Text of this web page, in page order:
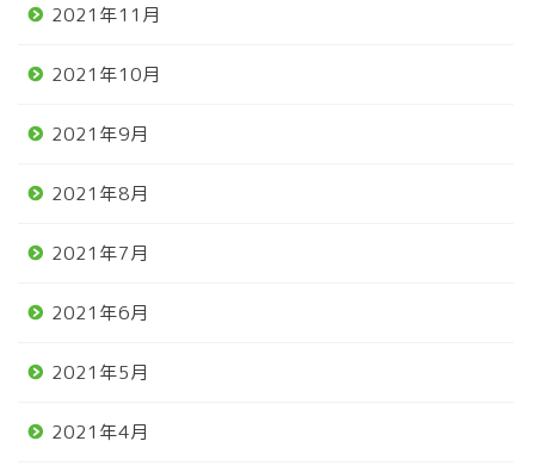
2021年11月
2021年10月
2021年9月
2021年8月
2021年7月
2021年6月
2021年5月
2021年4月